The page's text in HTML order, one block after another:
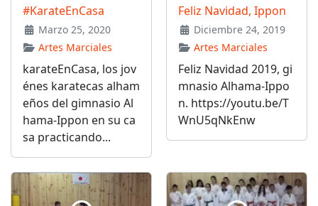
#KarateEnCasa
Marzo 25, 2020
Artes Marciales
karateEnCasa, los jov
énes karatecas alham
eños del gimnasio Al
hama-Ippon en su ca
sa practicando...
Feliz Navidad, Ippon
Diciembre 24, 2019
Artes Marciales
Feliz Navidad 2019, gi
mnasio Alhama-Ippo
n. https://youtu.be/T
WnU5qNkEnw